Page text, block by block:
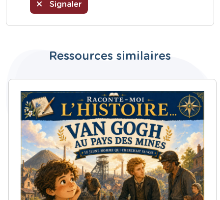
Signaler
Ressources similaires